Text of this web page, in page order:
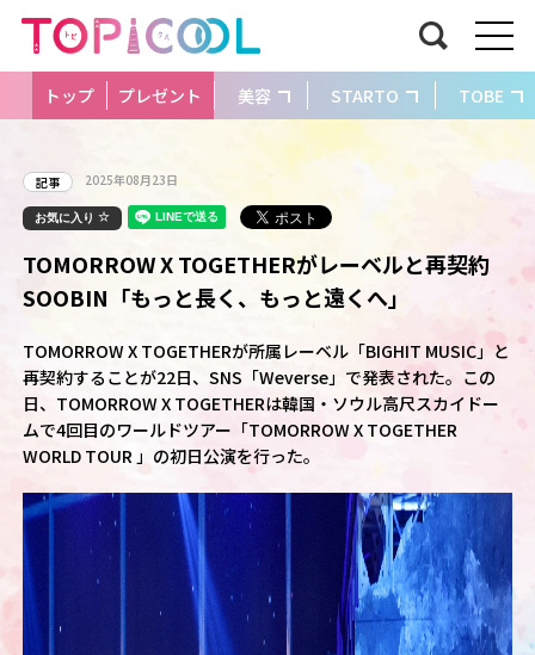
トップ プレゼント 美容 STARTO TOBE
記事 2025年08月23日
お気に入り
TOMORROW X TOGETHERがレーベルと再契約
SOOBIN「もっと長く、もっと遠くへ」
TOMORROW X TOGETHERが所属レーベル「BIGHIT MUSIC」と
再契約することが22日、SNS「Weverse」で発表された。この
日、TOMORROW X TOGETHERは韓国・ソウル高尺スカイドー
ムで4回目のワールドツアー「TOMORROW X TOGETHER
WORLD TOUR 」の初日公演を行った。